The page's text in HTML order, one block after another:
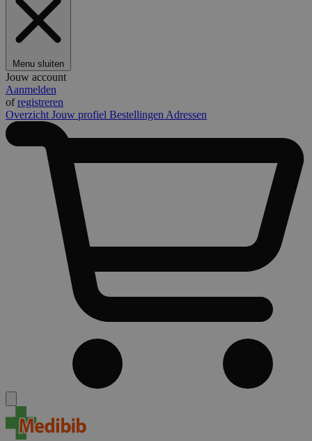
Menu sluiten
Jouw account
Aanmelden
ofregistreren
Overzicht Jouw profiel Bestellingen Adressen